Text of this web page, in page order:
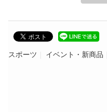
スポーツ イベント・新商品